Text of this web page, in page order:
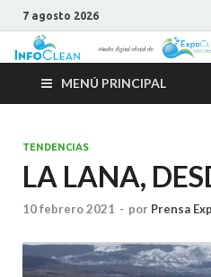
7 agosto 2026
MENÚ PRINCIPAL
TENDENCIAS
LA LANA,
10 febrero 2021 - por Prensa